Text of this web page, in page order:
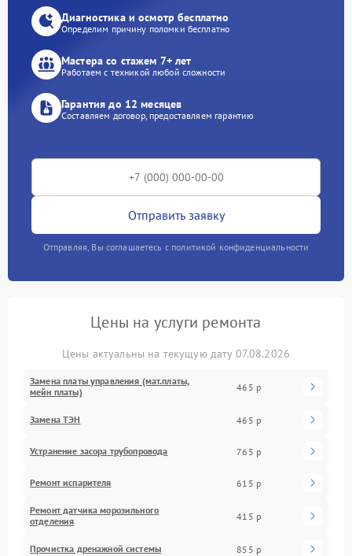
Диагностика и осмотр бесплатно
Определим причину поломки бесплатно
Мастера со стажем 7+ лет
Работаем с техникой любой сложности
Гарантия до 12 месяцев
Составляем договор, предоставляем гарантию
Отправить заявку
Отправляя, Вы соглашаетесь с политикой конфиденциальности
Цены на услуги ремонта
Цены актуальны на текущую дату 07.08.2026
Замена платы управления (мат.платы,
мейн платы)
465 р
Замена ТЭН 465 р
Устранение засора трубопровода 765 р
Ремонт испарителя 615 р
Ремонт датчика морозильного
отделения
415 р
Прочистка дренажной системы 855 р